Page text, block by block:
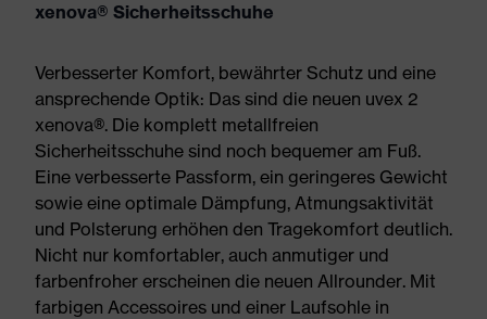
xenova® Sicherheitsschuhe
Verbesserter Komfort, bewährter Schutz und eine
ansprechende Optik: Das sind die neuen uvex 2
xenova®. Die komplett metallfreien
Sicherheitsschuhe sind noch bequemer am Fuß.
Eine verbesserte Passform, ein geringeres Gewicht
sowie eine optimale Dämpfung, Atmungsaktivität
und Polsterung erhöhen den Tragekomfort deutlich.
Nicht nur komfortabler, auch anmutiger und
farbenfroher erscheinen die neuen Allrounder. Mit
farbigen Accessoires und einer Laufsohle in